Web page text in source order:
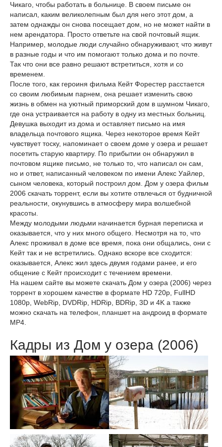
Чикаго, чтобы работать в больнице. В своем письме он
написал, каким великолепным был для него этот дом, а
затем однажды он снова посещает дом, но не может найти в
нем арендатора. Просто ответьте на свой почтовый ящик.
Например, молодые люди случайно обнаруживают, что живут
в разные годы и что им помогают только дома и по почте.
Так что они все равно решают встретиться, хотя и со
временем.
После того, как героиня фильма Кейт Форестер расстается
со своим любимым парнем, она решает изменить свою
жизнь в обмен на уютный приморский дом в шумном Чикаго,
где она устраивается на работу в одну из местных больниц.
Девушка выходит из дома и оставляет письмо на имя
владельца почтового ящика. Через некоторое время Кейт
чувствует тоску, напоминает о своем доме у озера и решает
посетить старую квартиру. По прибытии он обнаружил в
почтовом ящике письмо, не только то, что написал он сам,
но и ответ, написанный человеком по имени Алекс Уайлер,
сыном человека, который построил дом. Дом у озера фильм
2006 скачать торрент, если вы хотите отвлечься от будничной
реальности, окунувшись в атмосферу мира волшебной
красоты.
Между молодыми людьми начинается бурная переписка и
оказывается, что у них много общего. Несмотря на то, что
Алекс проживал в доме все время, пока они общались, они с
Кейт так и не встретились. Однако вскоре все сходится:
оказывается, Алекс жил здесь двумя годами ранее, и его
общение с Кейт происходит с течением времени.
На нашем сайте вы можете скачать Дом у озера (2006) через
торрент в хорошем качестве в формате HD 720p, FullHD
1080p, WebRip, DVDRip, HDRip, BDRip, 3D и 4K а также
можно скачать на телефон, планшет на андроид в формате
MP4.
Кадры из Дом у озера (2006)